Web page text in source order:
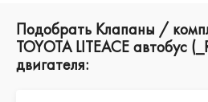
Подобрать Клапаны /
TOYOTA LITEACE автобус
двигателя: